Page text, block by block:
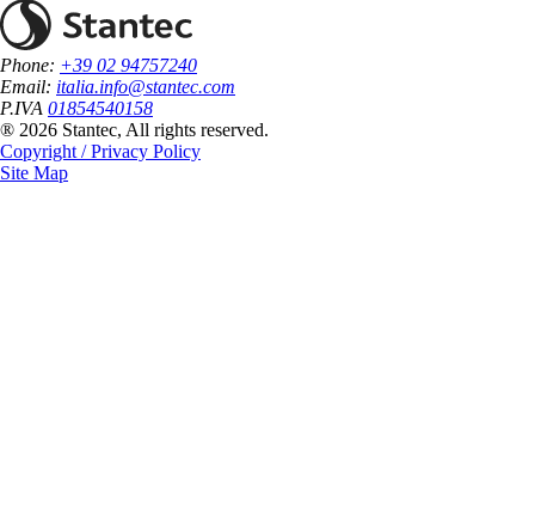
Phone: +39 02 94757240
Email: italia.info@stantec.com
P.IVA 01854540158
® 2026 Stantec, All rights reserved.
Copyright / Privacy Policy
Site Map